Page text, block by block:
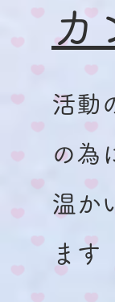
カ
活動
の為
温か
ます